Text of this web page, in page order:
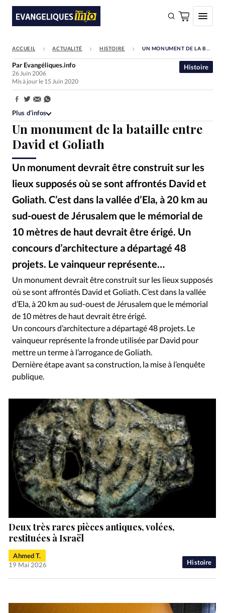
FAIRE UN DON
Faire un don
Société
Monde
Bible
Toute l'actualité
Se connecter
RUBRIQUES
Toute l'actualité Bible Culture
Economie
Eglises
Histoire Laicité
Liberté religieuse
Mission
Monde People Politique
Société
ACCUEIL ACTUALITÉ HISTOIRE UN MONUMENT DE LA BATAILLE ENTRE DAVID ET GOLIATH
Un monument de la bataille entre
David et Goliath
Un monument devrait être construit sur les
lieux supposés où se sont affrontés David et
Goliath. C’est dans la vallée d’Ela, à 20 km au
sud-ouest de Jérusalem que le mémorial de
10 mètres de haut devrait être érigé. Un
concours d’architecture a départagé 48
projets. Le vainqueur représente…
Histoire
Par Evangéliques.info
26 Juin 2006
Mis à jour le 15 Juin 2020
Partager:
Plus d’infos
Un monument devrait être construit sur les lieux supposés
où se sont affrontés David et Goliath. C’est dans la vallée
d’Ela, à 20 km au sud-ouest de Jérusalem que le mémorial
de 10 mètres de haut devrait être érigé.
Un concours d’architecture a départagé 48 projets. Le
vainqueur représente la fronde utilisée par David pour
mettre un terme à l’arrogance de Goliath.
Dernière étape avant sa construction, la mise à l’enquête
publique.
Histoire
Deux très rares pièces antiques, volées,
restituées à Israël
Ahmed T.
19 Mai 2026